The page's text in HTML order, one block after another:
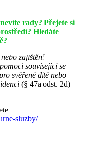
rady? Přejete si
Hledáte
zajištění
související se
svěřené dítě nebo
(§ 47a odst. 2d)
sluzby/